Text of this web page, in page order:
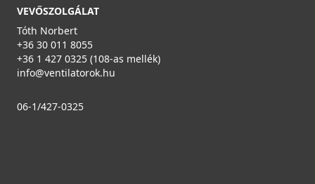
VEVŐSZOLGÁLAT
Tóth Norbert
+36 30 011 8055
+36 1 427 0325 (108-as mellék)
info@ventilatorok.hu
06-1/427-0325